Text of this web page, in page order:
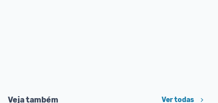
Veja também Ver todas